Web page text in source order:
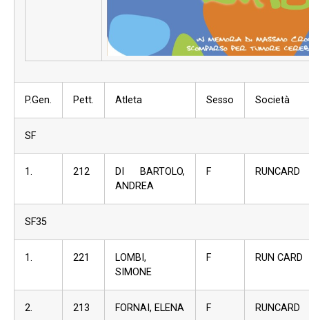
P.Gen. Pett. Atleta Sesso Società
SF
1. 212
DI BARTOLO,
ANDREA
F RUNCARD
SF35
1. 221
LOMBI,
SIMONE
F RUN CARD
2. 213 FORNAI, ELENA F RUNCARD